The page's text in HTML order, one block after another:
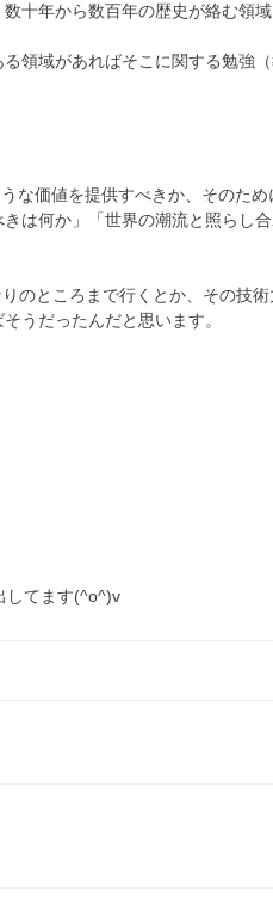
十年から数百年の歴史が絡む領域
域があればそこに関する勉強
価値を提供すべきか、そのた
は何か」「世界の潮流と照らし
ところまで行くとか、その技
うだったんだと思います。
してます(^o^)v